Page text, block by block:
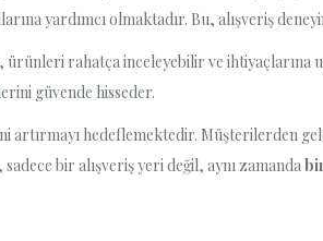
yardımcı olmaktadır. Bu, alışveriş
rahatça inceleyebilir ve ihtiyaçlarına
güvende hisseder.
hedeflemektedir. Müşterilerden
bir alışveriş yeri değil, aynı zamanda